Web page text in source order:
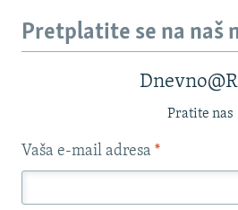
Pretplatite se na naš
Pratite nas
Vaša e-mail adresa *